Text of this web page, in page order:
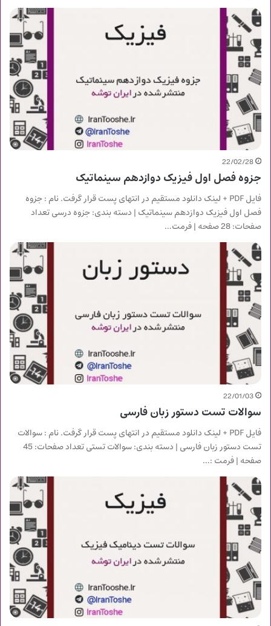
22/02/28
جزوه فصل اول فیزیک دوازدهم سینماتیک
فایل PDF + لینک دانلود مستقیم در انتهای پست قرار گرفت. نام : جزوه
فصل اول فیزیک دوازدهم سینماتیک | دسته بندی: جزوه درسی تعداد
صفحات: 28 صفحه | فرمت…
22/01/03
سوالات تست دستور زبان فارسی
فایل PDF + لینک دانلود مستقیم در انتهای پست قرار گرفت. نام : سوالات
تست دستور زبان فارسی | دسته بندی: سوالات تستی تعداد صفحات: 45
صفحه | فرمت :…